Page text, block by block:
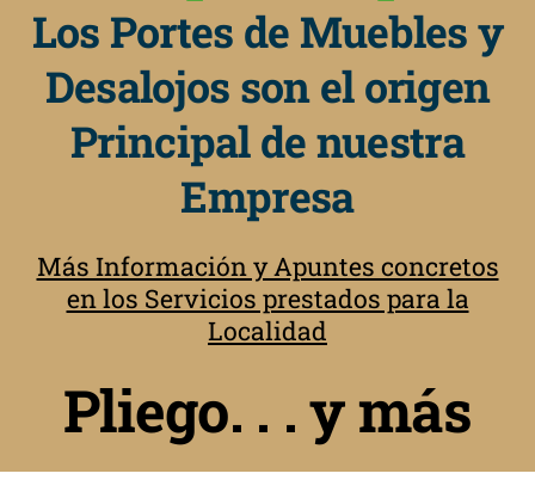
Los Portes de Muebles y
Desalojos son el origen
Principal de nuestra
Empresa
Más Información y Apuntes concretos
en los Servicios prestados para la
Localidad
Pliego. . . y más